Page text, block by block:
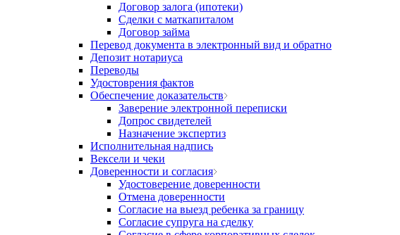
Договор залога (ипотеки)
Сделки с маткапиталом
Договор займа
Перевод документа в электронный вид и обратно
Депозит нотариуса
Переводы
Удостоврения фактов
Обеспечение доказательств
Заверение электронной переписки
Допрос свидетелей
Назначение экспертиз
Исполнительная надпись
Вексели и чеки
Доверенности и согласия
Удостоверение доверенности
Отмена доверенности
Согласие на выезд ребенка за границу
Согласие супруга на сделку